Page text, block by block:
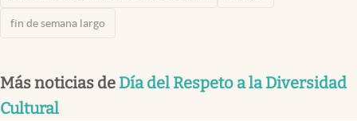
fin de semana largo
Más noticias de Día del Respeto a la Diversidad
Cultural